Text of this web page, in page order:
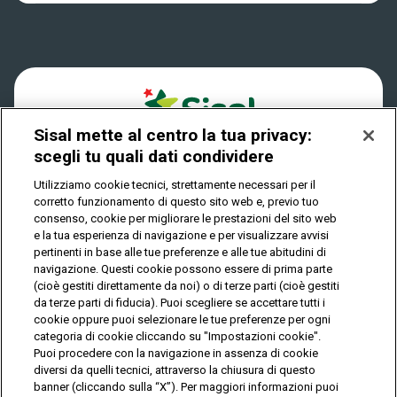
Play Your Date
Privacy
IL GIOCO È VIETATO AI MINORI E PUÒ CAUSARE
DIPENDENZA PATOLOGICA
© Copyright Sisal Italia S.p.A. - P.I. 02433760135
Privacy Cookies
Mappa
del
sito
Sisal mette al centro la tua privacy:
scegli tu quali dati condividere
Utilizziamo cookie tecnici, strettamente necessari per il
corretto funzionamento di questo sito web e, previo tuo
consenso, cookie per migliorare le prestazioni del sito web
e la tua esperienza di navigazione e per visualizzare avvisi
pertinenti in base alle tue preferenze e alle tue abitudini di
navigazione. Questi cookie possono essere di prima parte
(cioè gestiti direttamente da noi) o di terze parti (cioè gestiti
da terze parti di fiducia). Puoi scegliere se accettare tutti i
cookie oppure puoi selezionare le tue preferenze per ogni
categoria di cookie cliccando su "Impostazioni cookie".
Puoi procedere con la navigazione in assenza di cookie
diversi da quelli tecnici, attraverso la chiusura di questo
banner (cliccando sulla “X”). Per maggiori informazioni puoi